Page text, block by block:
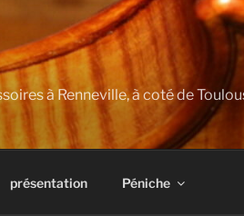
à Renneville, à coté de
présentation Péniche